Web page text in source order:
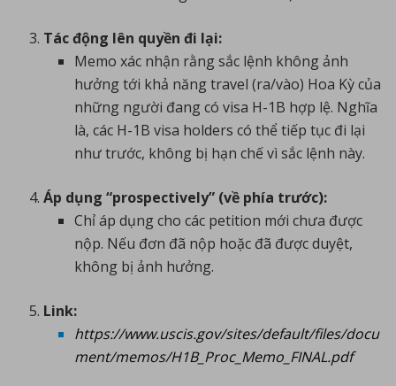
Tác động lên quyền đi lại:
Memo xác nhận rằng sắc lệnh không ảnh
hưởng tới khả năng travel (ra/vào) Hoa Kỳ của
những người đang có visa H-1B hợp lệ. Nghĩa
là, các H-1B visa holders có thể tiếp tục đi lại
như trước, không bị hạn chế vì sắc lệnh này.
Áp dụng “prospectively” (về phía trước):
Chỉ áp dụng cho các petition mới chưa được
nộp. Nếu đơn đã nộp hoặc đã được duyệt,
không bị ảnh hưởng.
Link:
https://www.uscis.gov/sites/default/files/docu
ment/memos/H1B_Proc_Memo_FINAL.pdf